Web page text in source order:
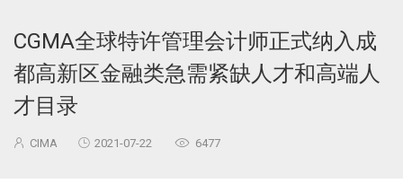
CGMA全球特许管理会计师正式纳入成
都高新区金融类急需紧缺人才和高端人
才目录
CIMA 2021-07-22 6477